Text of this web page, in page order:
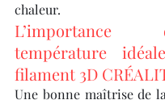
chaleur.
température
filament 3D
Une bonne maîtrise de